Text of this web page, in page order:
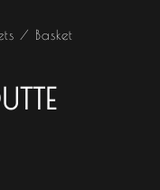
/ Basket